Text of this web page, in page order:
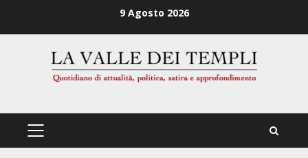
9 Agosto 2026
PRIMÄRES